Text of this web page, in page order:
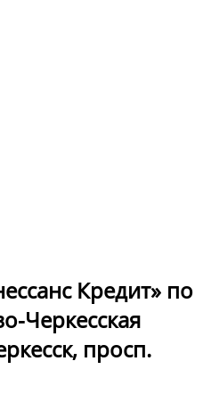
Кредит» по
Черкесская
просп.